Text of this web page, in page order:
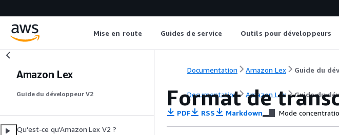
Mise en route Guides de service Outils pour développeurs
Amazon Lex
Guide du développeur V2
Qu'est-ce qu'Amazon Lex V2 ?
Documentation Amazon Lex Guide du
Documentation Amazon Lex Guide du
Format de
PDF RSS Markdown Mode